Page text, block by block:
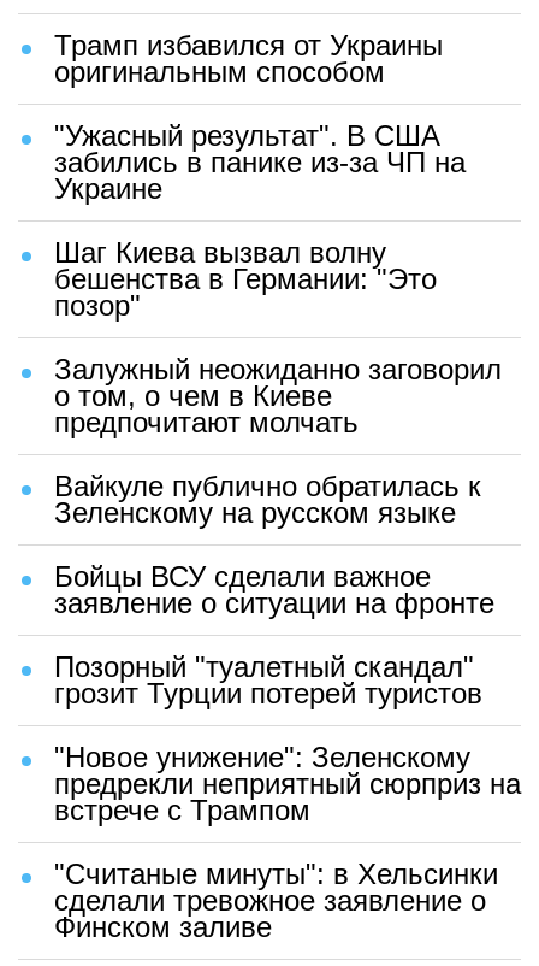
Трамп избавился от Украины
оригинальным способом
"Ужасный результат". В США
забились в панике из-за ЧП на
Украине
Шаг Киева вызвал волну
бешенства в Германии: "Это
позор"
Залужный неожиданно заговорил
о том, о чем в Киеве
предпочитают молчать
Вайкуле публично обратилась к
Зеленскому на русском языке
Бойцы ВСУ сделали важное
заявление о ситуации на фронте
Позорный "туалетный скандал"
грозит Турции потерей туристов
"Новое унижение": Зеленскому
предрекли неприятный сюрприз на
встрече с Трампом
"Считаные минуты": в Хельсинки
сделали тревожное заявление о
Финском заливе